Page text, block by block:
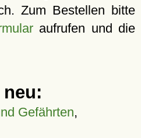
Zum Bestellen bitte
aufrufen und die
Gefährten,